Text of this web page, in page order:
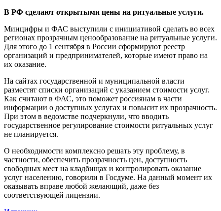
В РФ сделают открытыми цены на ритуальные услуги.
Минцифры и ФАС выступили с инициативой сделать во всех
регионах прозрачным ценообразование на ритуальные услуги.
Для этого до 1 сентября в России сформируют реестр
организаций и предпринимателей, которые имеют право на
их оказание.
На сайтах государственной и муниципальной власти
разместят списки организаций с указанием стоимости услуг.
Как считают в ФАС, это поможет россиянам в части
информации о доступных услугах и повысит их прозрачность.
При этом в ведомстве подчеркнули, что вводить
государственное регулирование стоимости ритуальных услуг
не планируется.
О необходимости комплексно решать эту проблему, в
частности, обеспечить прозрачность цен, доступность
свободных мест на кладбищах и контролировать оказание
услуг населению, говорили в Госдуме. На данный момент их
оказывать вправе любой желающий, даже без
соответствующей лицензии.